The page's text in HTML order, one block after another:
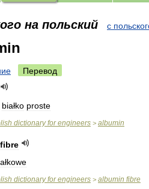
на польский с
Перевод
białko proste
dictionary for engineers > albumin
fibre
dictionary for engineers > albumin fibre